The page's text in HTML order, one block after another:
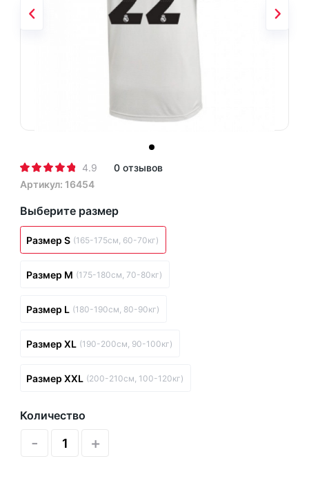
4.9
0 отзывов
Артикул: 16454
Выберите размер
Размер S (165-175см, 60-70кг)
Размер M (175-180см, 70-80кг)
Размер L (180-190см, 80-90кг)
Размер XL (190-200см, 90-100кг)
Размер XXL (200-210см, 100-120кг)
Количество
- +